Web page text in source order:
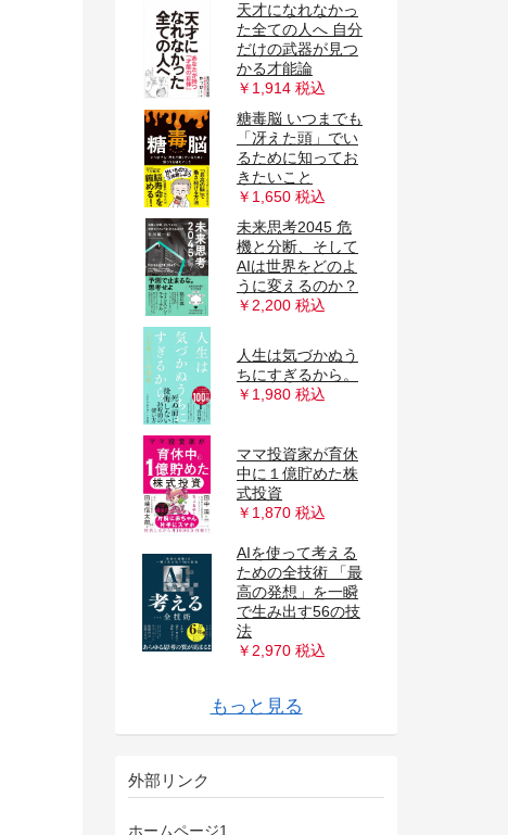
天才になれなかっ
た全ての人へ 自分
だけの武器が見つ
かる才能論
￥1,914 税込
糖毒脳 いつまでも
「冴えた頭」でい
るために知ってお
きたいこと
￥1,650 税込
未来思考2045 危
機と分断、そして
AIは世界をどのよ
うに変えるのか？
￥2,200 税込
人生は気づかぬう
ちにすぎるから。
￥1,980 税込
ママ投資家が育休
中に１億貯めた株
式投資
￥1,870 税込
AIを使って考える
ための全技術 「最
高の発想」を一瞬
で生み出す56の技
法
￥2,970 税込
組織の違和感 結
局、リーダーは何
日本人の9割は知
らない 世界の富裕
美食の教養 世界一
の美食家が知って
THE WEALTH
LADDER 富の階段
── 資産レベルが
プルな戦略
やりたいことが見
つかる 世界の果て
12歳から始める
本当に頭のいい子
修羅場の王 企業の
死と再生を司る
女子高生社長、経
DIAMONDハーバ
ード・ビジネス・
レビュー 2025年
略を機能させる」
君はなぜ学ばない
心に折れない刀を
持て ジャングリア
日本人だけが知ら
ない 世界経済の真
「いい会社」のは
ずなのに、今日も
モヤモヤ働いてる
みの見つけ方
働くわたしの仕事
地図 長く幸せに働
TOPICS
月10万円稼いで豊
かに暮らす 定年
働くわたしの仕事
地図 長く幸せに働
くために知ってお
TOPICS
エフェクチュエー
ション 優れた起
強いビジネスパー
ソンを目指して鬱
小澤隆生 凡人の事
業論 天才じゃない
僕らが成功するた
と
雑用は上司の隣で
やりなさい あなた
の評価を最大限に
強」仕事術
孤独からはじめよ
組織の体質を現場
から変える100の
パーフェクトな意
思決定 ──
東大卒、農家の右
腕になる。 小さな
コンサル時代に教
わった 仕事ができ
人生の経営戦略
――自分の人生を
自分で考えて生き
セプト20
失敗の本質 日本軍
凡人の事業論 天才
じゃない僕らが成
功するためにやる
プルなこと
STOIC 人生の教
確率思考の戦略
論 どうすれば売
JUST KEEP
BUYING 自動的に
富が増え続ける
間」の法則
リーダーは偉くな
エフェクチュエー
ション 優れた起
影響力の魔法
イェール大学集中
講義 思考の穴──
わかっていても間
めの思考法
とにかく仕組み化
── 人の上に立ち
「起業参謀」の戦
略書 スタートアッ
プを成功に導く
のフレームワーク
一流ファシリテー
ターの 空気を変え
勘違いが人を動か
す 教養としての行
1秒で答えをつく
る力 お笑い芸人が
学ぶ「切り返し」
技術
87歳、現役トレー
ダー シゲルさんの
教え 資産18億
術」
理念経営2.0 ──
会社の「理想と戦
14歳のときに教え
てほしかった 起業
やりたいことは
「副業」で実現し
頭のいい人が話す
前に考えているこ
元国税専門官がこ
っそり教える あな
やり抜く力
GRIT(グリッ
ト)――人生のあ
を身につける
アンラーン戦略
｢過去の成功｣を手
放すことでありえ
き出す
1兆ドルコーチ シ
リコンバレーのレ
ジェンド ビル・キ
教え
絶体絶命でも世界
一愛される会社に
イーロン・マスク
世界をつくり変え
40代からは「稼ぎ
口」を2つにしな
さい 年収アップと
き方
7 POWERS 最強
企業を生む7つの
レゴ 競争にも模倣
にも負けない世界
資格・副業・学び
直し (週刊ダイヤ
フリーエージェン
ト社会の到来 新装
フリーエージェン
ト社会の到来
―「雇われない生
るか
手作り屋台が生ん
だ「やりすぎ」飲
食店経営―――19
らの大逆転
結果を出すリーダ
ーはみな非情であ
幸せになる勇気 自
己啓発の源流「ア
農で1200万円!
――「日本一小さ
い農家」が明かす
じめの一歩
ブログで５億円稼
起業家の思考法
「別解力」で圧倒
的成果を生む問題
の技法
1 on 1 ミーティン
グ 「対話の質」
佐久間宣行のずる
苦しかったときの
話をしようか ビジ
ネスマンの父が我
の本質」
カーネギー心を動
マンガ餃子屋と高
級フレンチでは、
学歴なし、人脈な
しなら、社長にな
嫌われる勇気 自己
啓発の源流「アド
強い組織ほど正解
を捨てる 10000人
の経営者と対話し
営」
数値化の鬼 ーー
「仕事ができる
人」に共通する、
法
リーダーの仮面
アルフレッド・ア
ドラー 人生に革命
定年後にもう一度
会社という迷宮 経
営者の眠れぬ夜の
伝わるチカラ 「伝
える」の先にある
起業の失敗大全 ス
タートアップの成
Invent &
Wander――ジェ
セールスフォース
式 売れる組織に変
92歳 総務課長の
投資家みたいに生
きろ――将来の不
協働する力――互
いの力を引き出し
NEW SALES 新時
代の営業に必要な
真の「安定」を手
に入れる シン・サ
まんが 大富豪から
父が娘に語る 美し
く、深く、壮大
で、とんでもなく
の話
貯金40万円が株式
投資で4億円 元手
お金のむこうに人
そのままやるだ
け！ お金超入門
貯金ゼロから100
る超実践ガイド
強い組織ほど正解
ザ・ビジョン
世界で勝てるブラ
ンディングカンパ
ニー―――ブラン
企業の挑戦
超カリスマ投資系
YouTuberが教え
る ゴールド投資
法
大事なことに集中
する―――気が散
るものだらけの世
化する科学的方法
マンガ このまま今
の会社にいていい
のか?と一度でも
の思考法
デマの影響力 なぜ
デマは真実よりも
ザ・ゴール コミッ
サイコロジー・オ
ブ・マネー 一生お
金に困らない
セット
DIE WITH ZERO
人生が豊かになり
もっと見る
外部リンク
ホームページ1